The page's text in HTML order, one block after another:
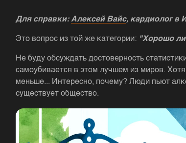
Для справки:Алексей Вайс, кардиолог в
Это вопрос из той же категории: "Хорошо
Не буду обсуждать достоверность
самоубивается в этом лучшем из миров.
меньше... Интересно, почему? Люди пьют
существует общество.